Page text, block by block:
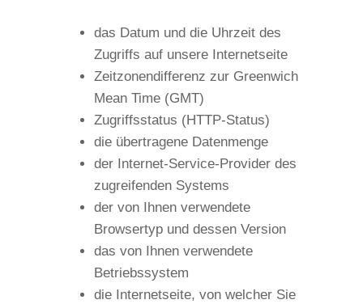
das Datum und die Uhrzeit des
Zugriffs auf unsere Internetseite
Zeitzonendifferenz zur Greenwich
Mean Time (GMT)
Zugriffsstatus (HTTP-Status)
die übertragene Datenmenge
der Internet-Service-Provider des
zugreifenden Systems
der von Ihnen verwendete
Browsertyp und dessen Version
das von Ihnen verwendete
Betriebssystem
die Internetseite, von welcher Sie